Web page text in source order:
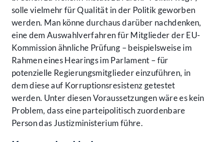
solle vielmehr für Qualität in der Politik geworben
werden. Man könne durchaus darüber nachdenken,
eine dem Auswahlverfahren für Mitglieder der EU-
Kommission ähnliche Prüfung – beispielsweise im
Rahmen eines Hearings im Parlament – für
potenzielle Regierungsmitglieder einzuführen, in
dem diese auf Korruptionsresistenz getestet
werden. Unter diesen Voraussetzungen wäre es kein
Problem, dass eine parteipolitisch zuordenbare
Person das Justizministerium führe.